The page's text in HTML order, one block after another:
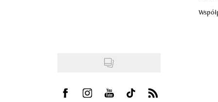
Visit us on Facebook
Visit us on Instagram
Visit us on Youtube
Visit us on Tiktok
Visit us on Rss